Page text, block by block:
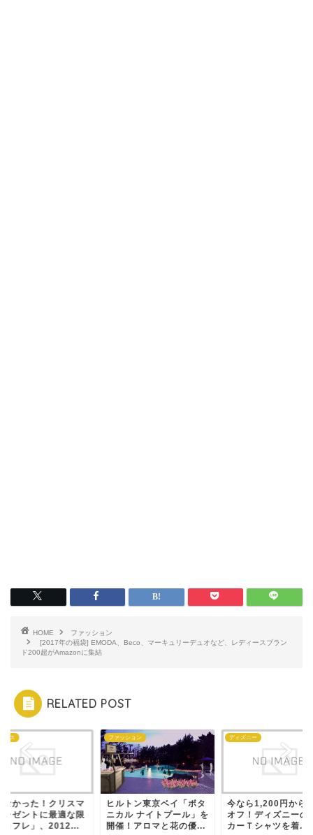
HOME
ファッション
[2017年の福袋] EMODA、Beco、マーキュリーデュオなど、レディースブラン
ド200超がAmazonに集結
RELATED POST
マス
なかった！クリスマ
レゼントに最適な限
コフレ」、2012...
ファッション
ヒルトン東京ベイ「ボタ
ニカル ナイトプール」を
開催！アロマと花の優...
ディズニー
今なら1,200円から
オフ！ディズニーの
カーＴシャツを着...